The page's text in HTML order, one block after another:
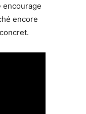
encourage
encore